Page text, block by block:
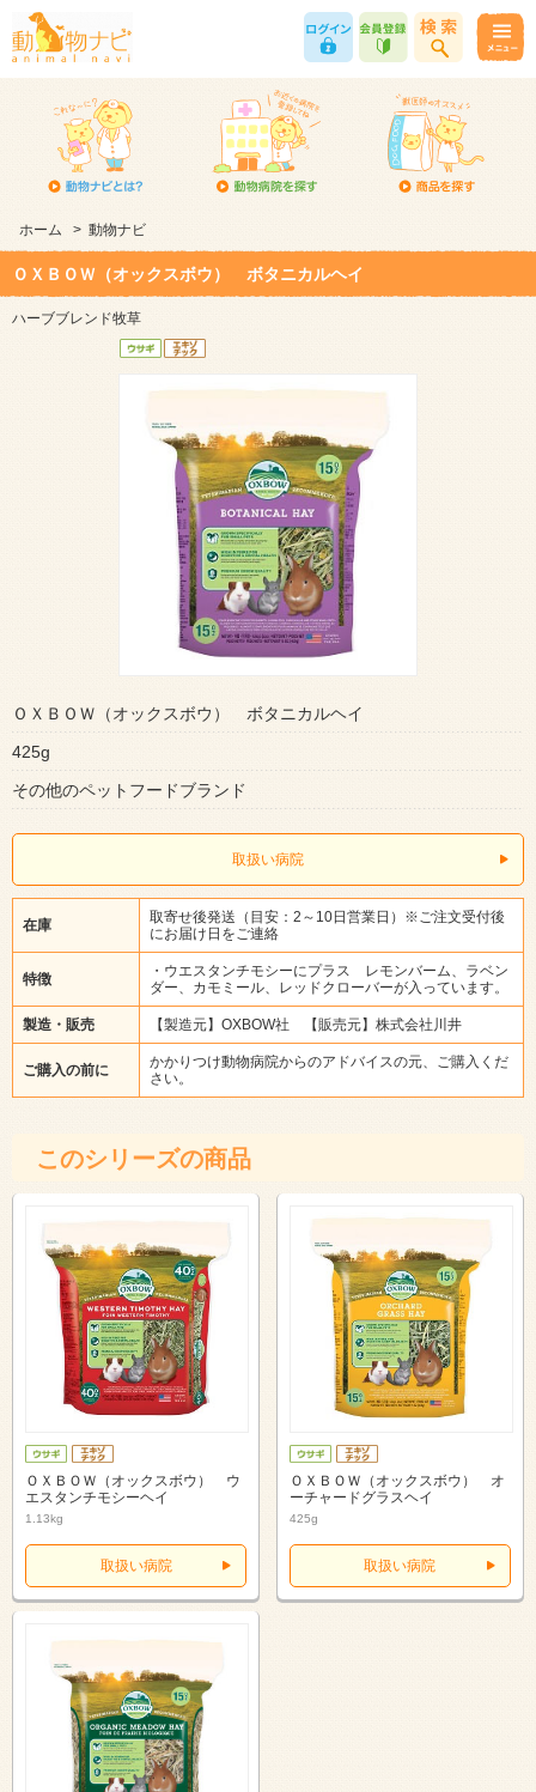
ホーム > 動物ナビ
ＯＸＢＯＷ（オックスボウ） ボタニカルヘイ
ハーブブレンド牧草
ＯＸＢＯＷ（オックスボウ） ボタニカルヘイ
425g
その他のペットフードブランド
取扱い病院
在庫
取寄せ後発送（目安：2～10日営業日）※ご注文受付後
にお届け日をご連絡
特徴
・ウエスタンチモシーにプラス レモンバーム、ラベン
ダー、カモミール、レッドクローバーが入っています。
製造・販売 【製造元】OXBOW社 【販売元】株式会社川井
ご購入の前に
かかりつけ動物病院からのアドバイスの元、ご購入くだ
さい。
このシリーズの商品
ＯＸＢＯＷ（オックスボウ） ウ
エスタンチモシーヘイ
1.13kg
取扱い病院
ＯＸＢＯＷ（オックスボウ） オ
ーチャードグラスヘイ
425g
取扱い病院